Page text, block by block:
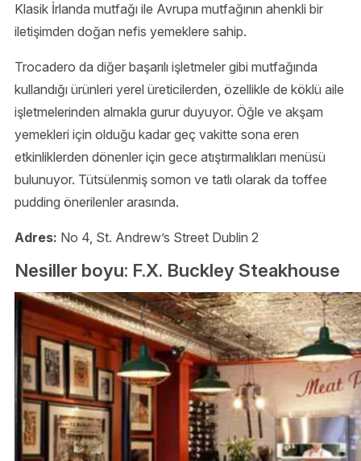
Klasik İrlanda mutfağı ile Avrupa mutfağının ahenkli bir
iletişimden doğan nefis yemeklere sahip.
Trocadero da diğer başarılı işletmeler gibi mutfağında
kullandığı ürünleri yerel üreticilerden, özellikle de köklü aile
işletmelerinden almakla gurur duyuyor. Öğle ve akşam
yemekleri için olduğu kadar geç vakitte sona eren
etkinliklerden dönenler için gece atıştırmalıkları menüsü
bulunuyor. Tütsülenmiş somon ve tatlı olarak da toffee
pudding önerilenler arasında.
Adres: No 4, St. Andrew’s Street Dublin 2
Nesiller boyu: F.X. Buckley Steakhouse